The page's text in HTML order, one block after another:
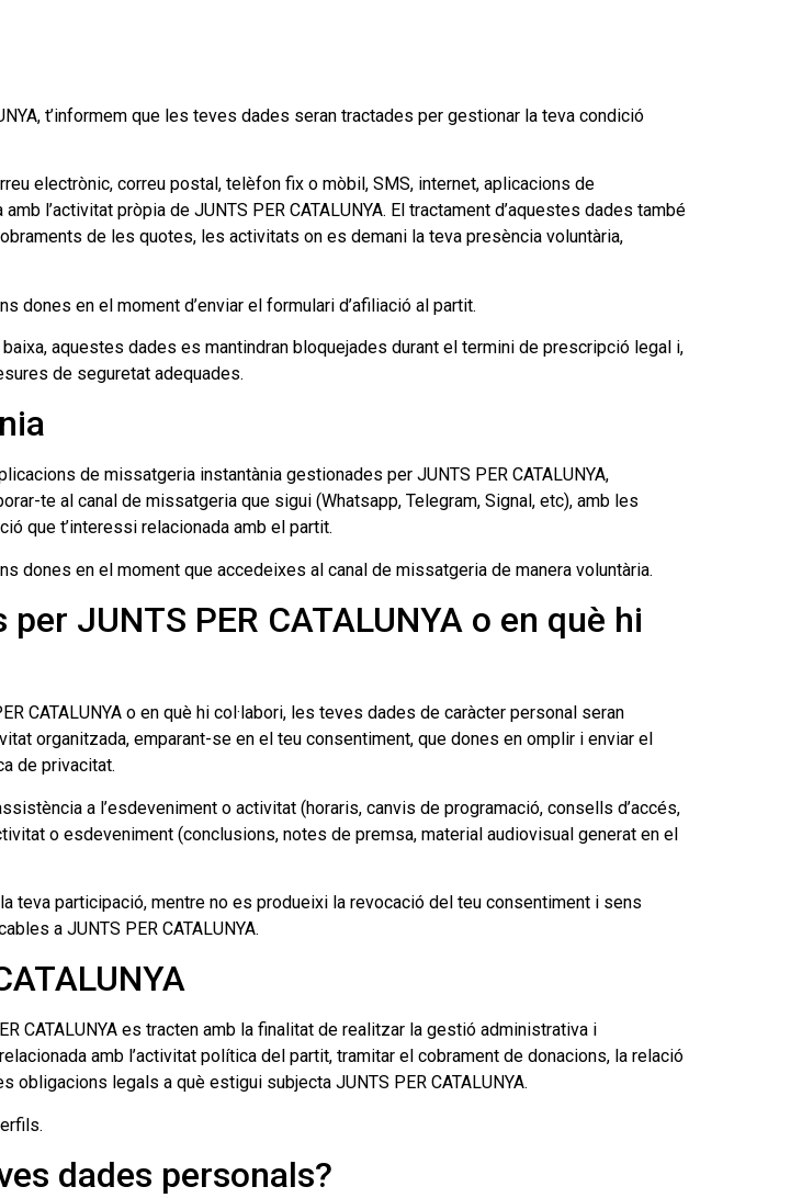
t’informem que les teves dades seran tractades per gestionar la teva condició
electrònic, correu postal, telèfon fix o mòbil, SMS, internet, aplicacions de
l’activitat pròpia de JUNTS PER CATALUNYA. El tractament d’aquestes dades també
de les quotes, les activitats on es demani la teva presència voluntària,
dones en el moment d’enviar el formulari d’afiliació al partit.
aquestes dades es mantindran bloquejades durant el termini de prescripció legal i,
de seguretat adequades.
de missatgeria instantània gestionades per JUNTS PER CATALUNYA,
te al canal de missatgeria que sigui (Whatsapp, Telegram, Signal, etc), amb les
que t’interessi relacionada amb el partit.
dones en el moment que accedeixes al canal de missatgeria de manera voluntària.
JUNTS PER CATALUNYA o en què hi
CATALUNYA o en què hi col·labori, les teves dades de caràcter personal seran
organitzada, emparant-se en el teu consentiment, que dones en omplir i enviar el
de privacitat.
a l’esdeveniment o activitat (horaris, canvis de programació, consells d’accés,
o esdeveniment (conclusions, notes de premsa, material audiovisual generat en el
teva participació, mentre no es produeixi la revocació del teu consentiment i sens
a JUNTS PER CATALUNYA.
CATALUNYA es tracten amb la finalitat de realitzar la gestió administrativa i
amb l’activitat política del partit, tramitar el cobrament de donacions, la relació
legals a què estigui subjecta JUNTS PER CATALUNYA.
dades personals?